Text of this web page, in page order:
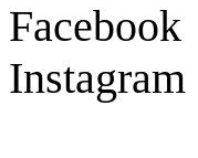
Facebook
Instagram